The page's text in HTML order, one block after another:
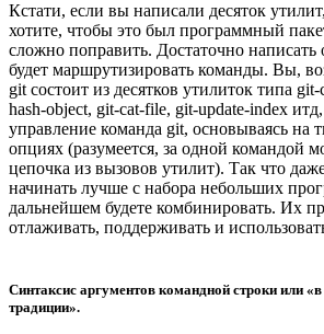
Кстати, если вы написали десяток
хотите, чтобы это был программный
сложно поправить. Достаточно написать
будет маршрутизировать команды. Вы,
git состоит из десятков утилиток типа
hash-object, git-cat-file, git-update-index
управление команда git, основываясь на
опциях (разумеется, за одной командой
цепочка из вызовов утилит). Так что
начинать лучше с набора небольших
дальнейшем будете комбинировать. Их
отлаживать, поддерживать и
Синтаксис аргументов командной строки или
традиции».